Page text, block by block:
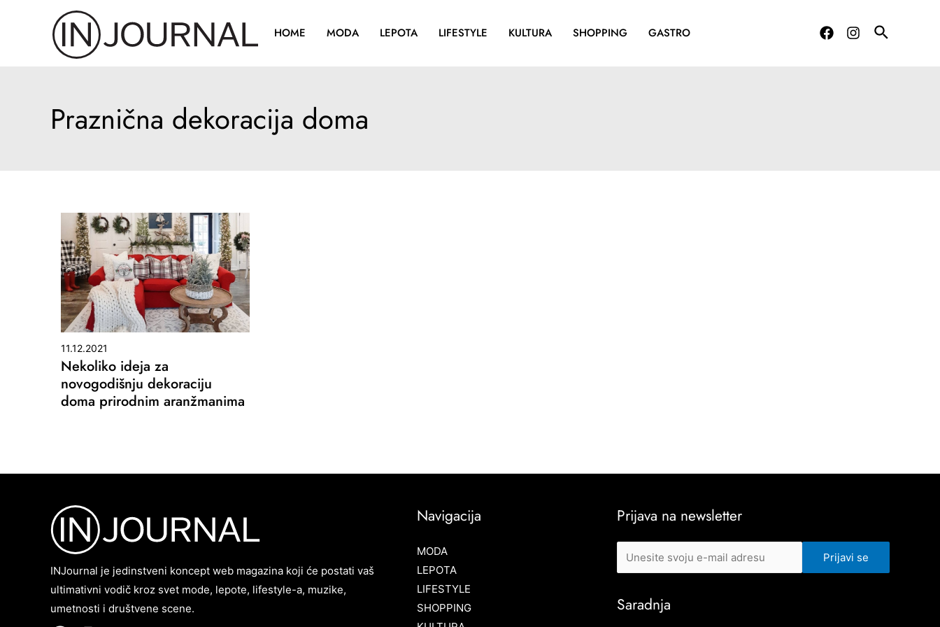
HOME MODA LEPOTA LIFESTYLE KULTURA SHOPPING GASTRO
Praznična dekoracija doma
11.12.2021
Nekoliko ideja za
novogodišnju dekoraciju
doma prirodnim aranžmanima
INJournal je jedinstveni koncept web magazina koji će postati vaš
ultimativni vodič kroz svet mode, lepote, lifestyle-a, muzike,
umetnosti i društvene scene.
Navigacija
MODA
LEPOTA
LIFESTYLE
SHOPPING
Prijava na newsletter
Saradnja